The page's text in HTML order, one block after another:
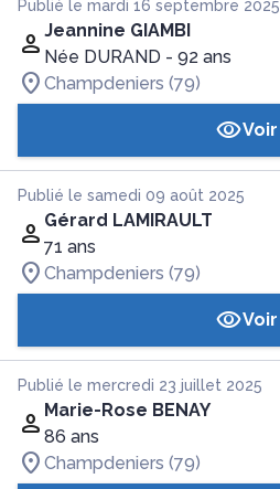
Publié le mardi 16 septembre 2025
Jeannine GIAMBI
Née DURAND - 92 ans
Champdeniers (79)
Voir
Publié le samedi 09 août 2025
Gérard LAMIRAULT
71 ans
Champdeniers (79)
Voir
Publié le mercredi 23 juillet 2025
Marie-Rose BENAY
86 ans
Champdeniers (79)